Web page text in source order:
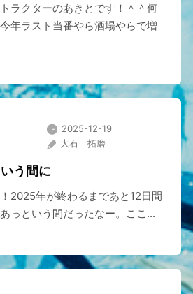
ラクターのあきとです！＾＾何
年ラスト当番やら酒場やらで増
2025-12-19
大石 拓磨
う間に
2025年が終わるまであと12日間
っという間だったなー。ここ...